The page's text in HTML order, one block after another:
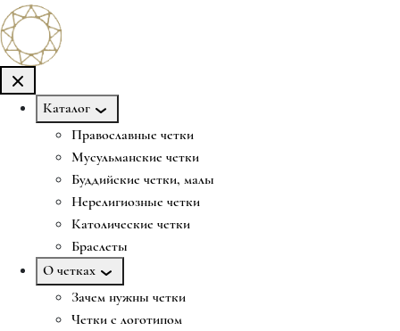
Каталог
Православные четки
Мусульманские четки
Буддийские четки, малы
Нерелигиозные четки
Католические четки
Браслеты
О четках
Зачем нужны четки
Четки с логотипом